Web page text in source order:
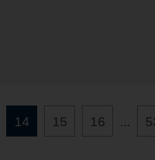
14 15 16 ...